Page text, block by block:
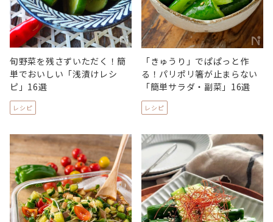
旬野菜を残さずいただく！簡
単でおいしい「浅漬けレシ
ピ」16選
レシピ
「きゅうり」でぱぱっと作
る！パリポリ箸が止まらない
「簡単サラダ・副菜」16選
レシピ